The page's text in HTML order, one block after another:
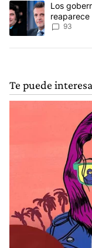
Un artículo de
Los
93